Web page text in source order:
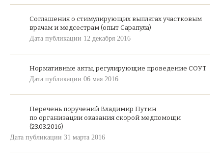
Соглашения о стимулирующих выплатах участковым
врачам и медсестрам (опыт Сарапула)
Дата публикации 12 декабря 2016
Нормативные акты, регулирующие проведение СОУТ
Дата публикации 06 мая 2016
Перечень поручений Владимир Путин
по организации оказания скорой медпомощи
(23.03.2016)
Дата публикации 31 марта 2016